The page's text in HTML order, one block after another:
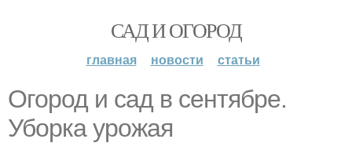
САД И ОГОРОД
главная новости статьи
Огород и сад в сентябре.
Уборка урожая